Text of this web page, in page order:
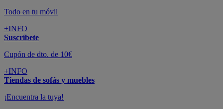
Todo en tu móvil
+INFO
Suscríbete
Cupón de dto. de 10€
+INFO
Tiendas de sofás y muebles
¡Encuentra la tuya!